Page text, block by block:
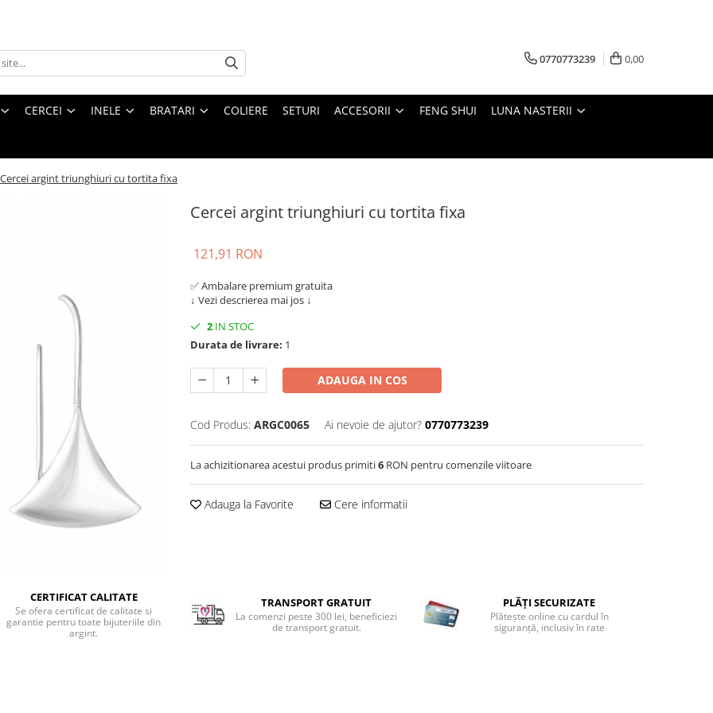
0770773239 0,00
CERCEI INELE BRATARI COLIERE SETURI ACCESORII FENG SHUI LUNA NASTERII
Cercei argint triunghiuri cu tortita fixa
Cercei argint triunghiuri cu tortita fixa
121,91 RON
✅ Ambalare premium gratuita
↓ Vezi descrierea mai jos ↓
2 IN STOC
Durata de livrare: 1
ADAUGA IN COS
Cod Produs: ARGC0065 Ai nevoie de ajutor? 0770773239
La achizitionarea acestui produs primiti6 RON pentru comenzile viitoare
Adauga la Favorite Cere informatii
CERTIFICAT CALITATE
Se ofera certificat de calitate si
garantie pentru toate bijuteriile din
argint.
TRANSPORT GRATUIT
La comenzi peste 300 lei, beneficiezi
de transport gratuit.
PLĂȚI SECURIZATE
Plătește online cu cardul în
siguranță, inclusiv în rate